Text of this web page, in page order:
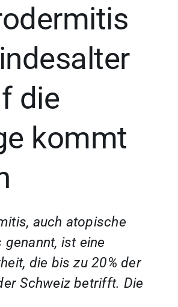
die
kommt
auch atopische
ist eine
die bis zu 20% der
Schweiz betrifft. Die